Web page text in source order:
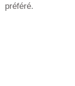
préféré.